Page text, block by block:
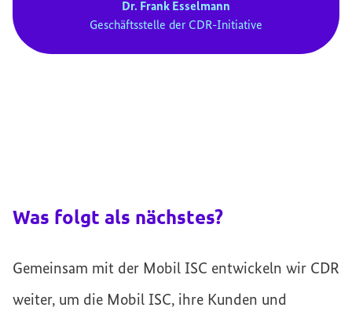
Dr. Frank Esselmann
Geschäftsstelle der CDR-Initiative
Was folgt als nächstes?
Gemeinsam mit der Mobil ISC entwickeln wir CDR
weiter, um die Mobil ISC, ihre Kunden und